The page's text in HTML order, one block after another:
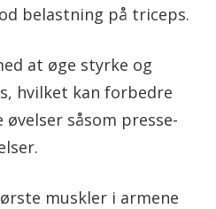
belastning på triceps.
at øge styrke og
hvilket kan forbedre
øvelser såsom presse-
muskler i armene